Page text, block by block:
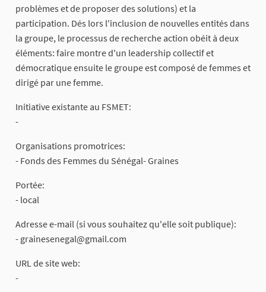
problèmes et de proposer des solutions) et la
participation. Dés lors l'inclusion de nouvelles entités dans
la groupe, le processus de recherche action obéit à deux
éléments: faire montre d'un leadership collectif et
démocratique ensuite le groupe est composé de femmes et
dirigé par une femme.
Initiative existante au FSMET:
-
Organisations promotrices:
- Fonds des Femmes du Sénégal- Graines
Portée:
- local
Adresse e-mail (si vous souhaitez qu'elle soit publique):
- grainesenegal@gmail.com
URL de site web:
-